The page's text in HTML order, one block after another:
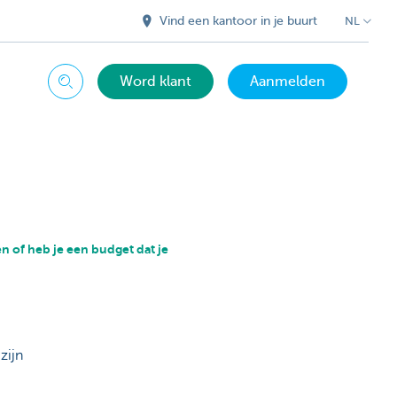
Vind een kantoor in je buurt NL
Zoeken Word klant Aanmelden
of heb je een budget dat je